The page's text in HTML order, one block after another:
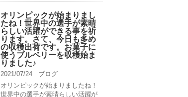
オリンピックが始まりまし
たね！世界中の選手が素晴
らしい活躍ができる事を祈
ります。さて、今日も多め
の収穫出荷です。お菓子に
使うブルベリーを収穫始ま
りました♪
2021/07/24
ブログ
オリンピックが始まりましたね！
世界中の選手が素晴らしい活躍が